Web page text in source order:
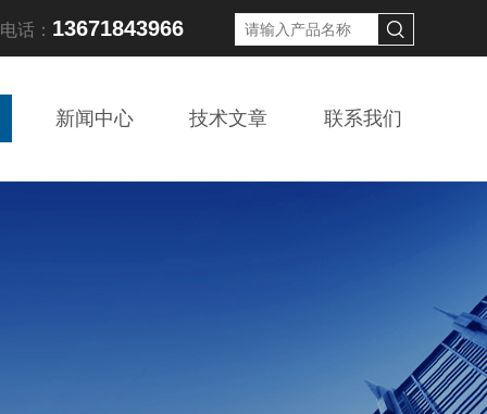
话： 13671843966
新闻中心 技术文章 联系我们